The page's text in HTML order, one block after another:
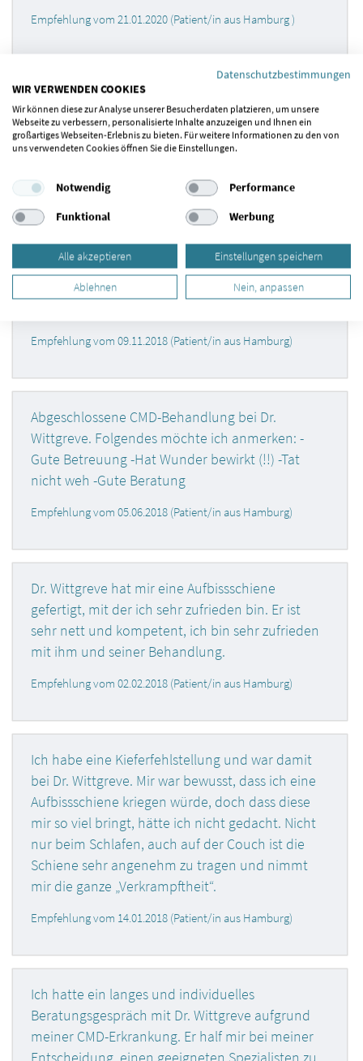
Empfehlung vom 21.01.2020 (Patient/in aus Hamburg )
Meine CMD hat Dr. Wittgreve wirklich gut
behandelt. Meine Rücken- und Kopfschmerzen
sind schon deutlich seltener geworden und ich
Empfehlung vom 19.07.2019 (Patient/in aus Hamburg)
Meine CMD-Erkrankung ist erfolgreich geheilt, ich
habe nun keine Symptome mehr. Dafür bin ich
Empfehlung vom 09.11.2018 (Patient/in aus Hamburg)
Abgeschlossene CMD-Behandlung bei Dr.
Wittgreve. Folgendes möchte ich anmerken: -
Gute Betreuung -Hat Wunder bewirkt (!!) -Tat
nicht weh -Gute Beratung
Empfehlung vom 05.06.2018 (Patient/in aus Hamburg)
Dr. Wittgreve hat mir eine Aufbissschiene
gefertigt, mit der ich sehr zufrieden bin. Er ist
sehr nett und kompetent, ich bin sehr zufrieden
mit ihm und seiner Behandlung.
Empfehlung vom 02.02.2018 (Patient/in aus Hamburg)
Ich habe eine Kieferfehlstellung und war damit
bei Dr. Wittgreve. Mir war bewusst, dass ich eine
Aufbissschiene kriegen würde, doch dass diese
mir so viel bringt, hätte ich nicht gedacht. Nicht
nur beim Schlafen, auch auf der Couch ist die
Schiene sehr angenehm zu tragen und nimmt
mir die ganze „Verkrampftheit“.
Empfehlung vom 14.01.2018 (Patient/in aus Hamburg)
Ich hatte ein langes und individuelles
Beratungsgespräch mit Dr. Wittgreve aufgrund
meiner CMD-Erkrankung. Er half mir bei meiner
Datenschutzbestimmungen
WIR VERWENDEN COOKIES
Wir können diese zur Analyse unserer Besucherdaten platzieren, um unsere
Webseite zu verbessern, personalisierte Inhalte anzuzeigen und Ihnen ein
großartiges Webseiten-Erlebnis zu bieten. Für weitere Informationen zu den von
uns verwendeten Cookies öffnen Sie die Einstellungen.
Notwendig
Performance
Funktional
Werbung
Alle akzeptieren Einstellungen speichern
Ablehnen Nein, anpassen